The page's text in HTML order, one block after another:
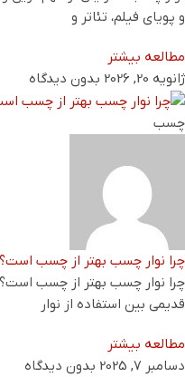
و پویای فیلم، تئاتر و
مطالعه بیشتر
ژانویه 20, 2026
بدون دیدگاه
چسب
چرا نوار چسب بهتر از چسب است؟
چرا نوار چسب بهتر از چسب
قدیمی بین استفاده از نوار
مطالعه بیشتر
دسامبر 7, 2025
بدون دیدگاه